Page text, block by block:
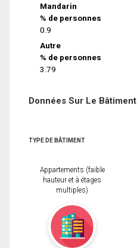
Mandarin
% de personnes
0.9
Autre
% de personnes
3.79
Données Sur Le Bâtiment
TYPE DE BÂTIMENT
Appartements (faible
hauteur et à étages
multiples)